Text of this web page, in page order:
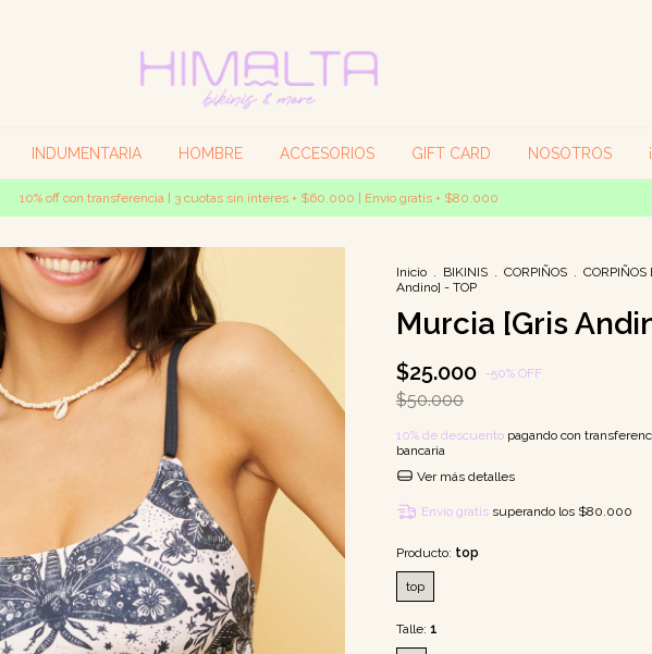
INDUMENTARIA HOMBRE ACCESORIOS GIFT CARD NOSOTROS
10% off con transferencia | 3 cuotas sin interes + $60.000 | Envio gratis + $80.000
Inicio . BIKINIS . CORPIÑOS . CORPIÑOS
Andino] - TOP
Murcia [Gris
$25.000 -50% OFF
$50.000
10% de descuento pagando con
bancaria
Ver más detalles
Envío gratis superando los $80.000
Producto: top
top
Talle: 1